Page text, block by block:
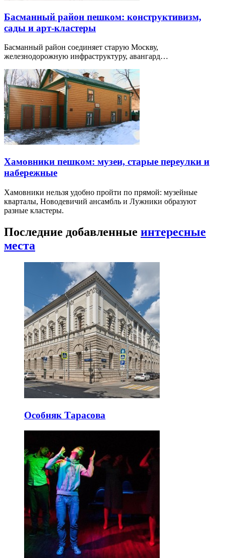
Басманный район пешком: конструктивизм,
сады и арт-кластеры
Басманный район соединяет старую Москву,
железнодорожную инфраструктуру, авангард…
Хамовники пешком: музеи, старые переулки и
набережные
Хамовники нельзя удобно пройти по прямой: музейные
кварталы, Новодевичий ансамбль и Лужники образуют
разные кластеры.
Последние добавленные интересные
места
Особняк Тарасова